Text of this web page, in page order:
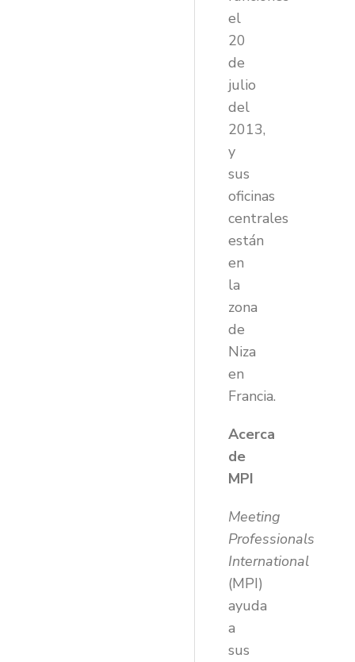
el
20
de
julio
del
2013,
y
sus
oficinas
centrales
están
en
la
zona
de
Niza
en
Francia.
Acerca
de
MPI
Meeting
Professionals
International
(MPI)
ayuda
a
sus